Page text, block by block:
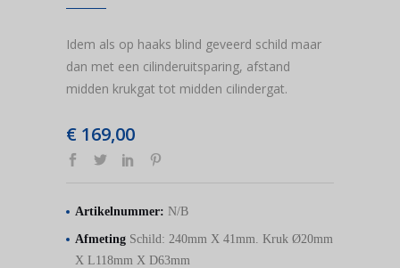
Idem als op haaks blind geveerd schild maar
dan met een cilinderuitsparing, afstand
midden krukgat tot midden cilindergat.
€ 169,00
Artikelnummer: N/B
Afmeting Schild: 240mm X 41mm. Kruk Ø20mm
X L118mm X D63mm